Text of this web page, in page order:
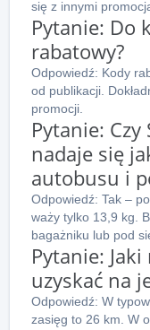
się z innymi
Pytanie: Do
rabatowy?
Odpowiedź: Kody
od publikacji.
promocji.
Pytanie:
nadaje się
autobusu i
Odpowiedź: Tak –
waży tylko 13,9 kg.
bagażniku lub pod
Pytanie:
uzyskać na
Odpowiedź: W
zasięg to 26 km. W